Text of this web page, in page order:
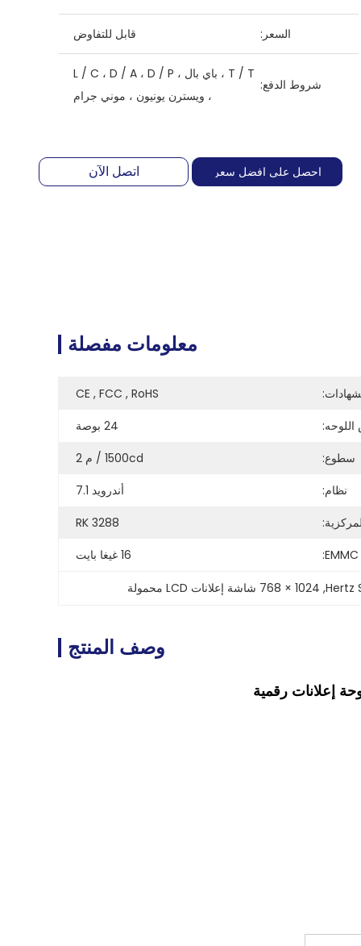
السعر: قابل للتفاوض
شروط الدفع:
T / T ، باي بال ، L / C ، D / A ، D / P
، ويسترن يونيون ، موني جرام
احصل على افضل سعر اتصل الآن
معلومات مفصلة
CE , FCC , RoHS
24 بوصة
سطوع:
1500cd / م 2
نظام:
أندرويد 7.1
RK 3288
EMMC: 16 غيغا بايت
Hertz
, 1024 × 768 شاشة إعلانات LCD محمولة
وصف المنتج